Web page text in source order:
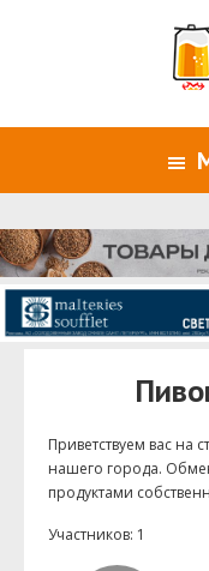
Приветствуем ваc на
нашего города.
продуктами
Участников: 1